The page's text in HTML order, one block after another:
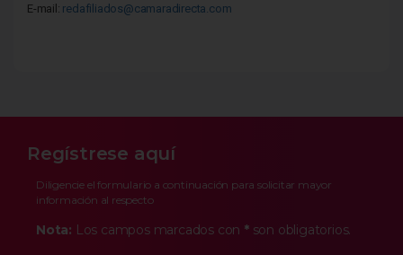
E-mail: redafiliados@camaradirecta.com
Regístrese aquí
Diligencie el formulario a continuación para solicitar mayor
información al respecto
Nota: Los campos marcados con *son obligatorios.